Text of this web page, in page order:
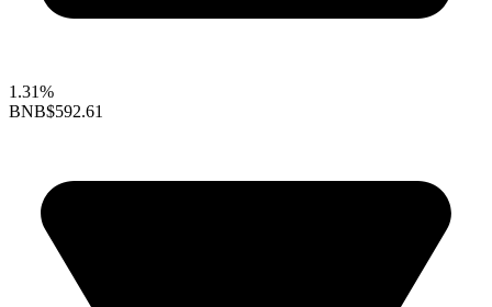
1.31%
BNB$592.61